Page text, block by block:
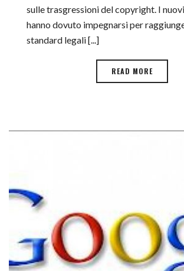
sulle trasgressioni del copyright. I
hanno dovuto impegnarsi per
standard legali [...]
READ MORE